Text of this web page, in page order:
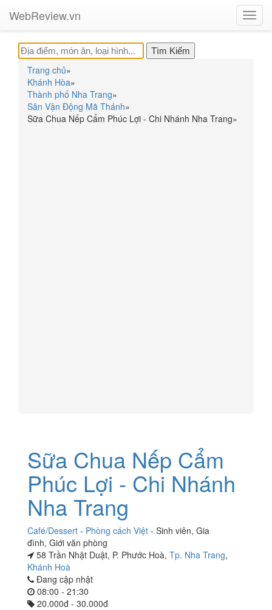
WebReview.vn
Trang chủ»
Khánh Hòa»
Thành phố Nha Trang»
Sân Vận Động Mã Thánh»
Sữa Chua Nếp Cẩm Phúc Lợi - Chi Nhánh Nha Trang»
Sữa Chua Nếp Cẩm
Phúc Lợi - Chi Nhánh
Nha Trang
Café/Dessert - Phòng cách Việt - Sinh viên, Gia
đình, Giới văn phòng
58 Trần Nhật Duật, P. Phước Hoà, Tp. Nha Trang,
Khánh Hoà
Đang cập nhật
08:00 - 21:30
20.000đ - 30.000đ